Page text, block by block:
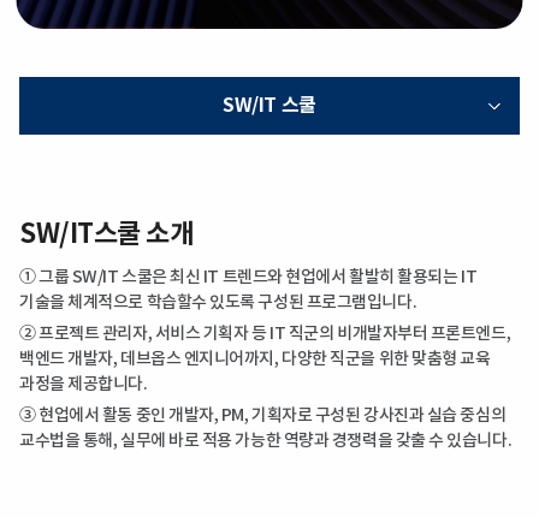
SW/IT 스쿨
SW/IT스쿨 소개
① 그룹 SW/IT 스쿨은 최신 IT 트렌드와 현업에서 활발히 활용되는 IT
기술을 체계적으로 학습할수 있도록 구성된 프로그램입니다.
② 프로젝트 관리자, 서비스 기획자 등 IT 직군의 비개발자부터 프론트엔드,
백엔드 개발자, 데브옵스 엔지니어까지, 다양한 직군을 위한 맞춤형 교육
과정을 제공합니다.
③ 현업에서 활동 중인 개발자, PM, 기획자로 구성된 강사진과 실습 중심의
교수법을 통해, 실무에 바로 적용 가능한 역량과 경쟁력을 갖출 수 있습니다.